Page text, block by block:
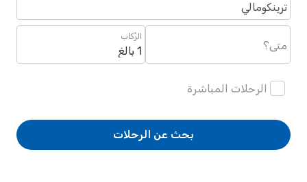
ترينكومالي
متى؟
الرُكاب
1 بالغ
الرحلات المباشرة
بحث عن الرحلات